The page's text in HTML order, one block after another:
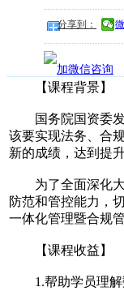
分享到：
【课程背景】
国务院国资委发
该要实现法务、合
新的成绩，达到提
为了全面深化大
防范和管控能力，
一体化管理暨合规
【课程收益】
1.帮助学员理解